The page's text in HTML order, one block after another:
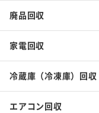
廃品回収
家電回収
冷蔵庫（冷凍庫）回収
エアコン回収